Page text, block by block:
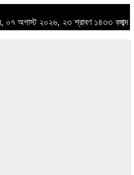
অগাস্ট ২০২৬, ২৩ শ্রাবণ ১৪৩৩ বঙ্গাব্দ